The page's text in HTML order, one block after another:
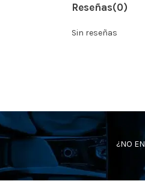
Reseñas(0)
Sin reseñas
¿NO